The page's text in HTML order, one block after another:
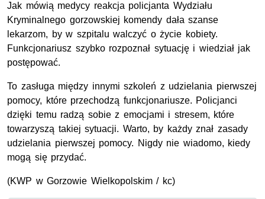
Jak mówią medycy reakcja policjanta Wydziału
Kryminalnego gorzowskiej komendy dała szanse
lekarzom, by w szpitalu walczyć o życie kobiety.
Funkcjonariusz szybko rozpoznał sytuację i wiedział jak
postępować.
To zasługa między innymi szkoleń z udzielania pierwszej
pomocy, które przechodzą funkcjonariusze. Policjanci
dzięki temu radzą sobie z emocjami i stresem, które
towarzyszą takiej sytuacji. Warto, by każdy znał zasady
udzielania pierwszej pomocy. Nigdy nie wiadomo, kiedy
mogą się przydać.
(KWP w Gorzowie Wielkopolskim / kc)